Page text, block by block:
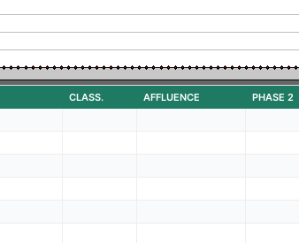
CLASS. AFFLUENCE PHASE 2